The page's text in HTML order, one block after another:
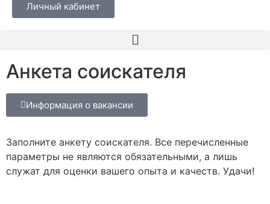
Личный кабинет
Анкета соискателя
Информация о вакансии
Заполните анкету соискателя. Все перечисленные
параметры не являются обязательными, а лишь
служат для оценки вашего опыта и качеств. Удачи!